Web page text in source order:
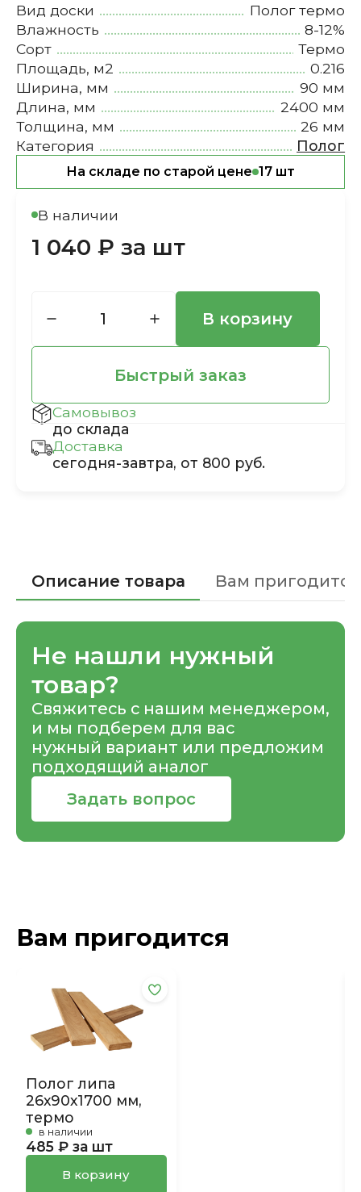
Вид доски
Полог термо
Влажность
8-12%
Сорт
Термо
Площадь, м2
0.216
Ширина, мм
90 мм
Длина, мм
2400 мм
Толщина, мм
26 мм
Категория
Полог
На складе по старой цене 17 шт
В наличии
1 040 ₽ за шт
В корзину
Быстрый заказ
Самовывоз
до склада
Доставка
сегодня-завтра, от 800 руб.
Описание товара Вам пригодится
Не нашли нужный
товар?
Свяжитесь с нашим менеджером,
и мы подберем для вас
нужный вариант или предложим
подходящий аналог
Задать вопрос
Вам пригодится
Полог липа
26х90х1700 мм,
термо
в наличии
485 ₽ за шт
В корзину